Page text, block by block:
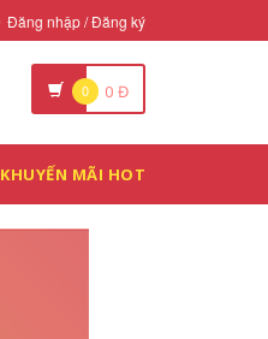
Đăng nhập / Đăng ký
0 0 Đ
KHUYẾN MÃI HOT